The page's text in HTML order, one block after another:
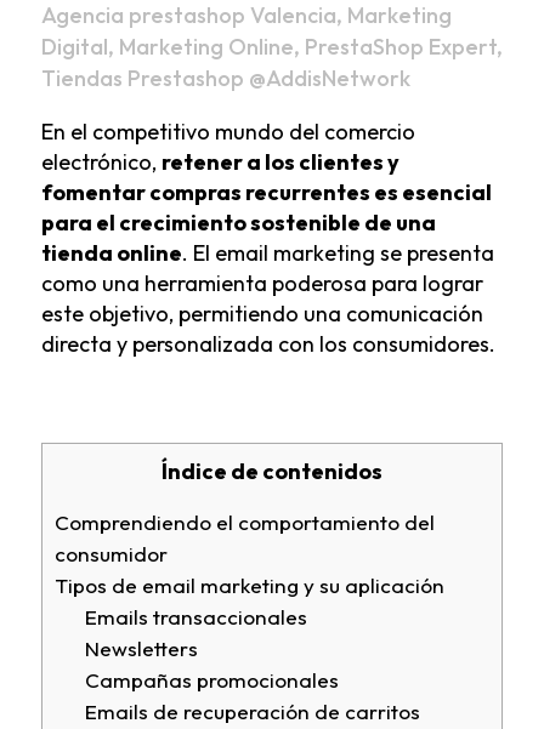
Agencia prestashop Valencia, Marketing
Digital, Marketing Online, PrestaShop Expert,
Tiendas Prestashop @AddisNetwork
En el competitivo mundo del comercio
electrónico, retener a los clientes y
fomentar compras recurrentes es esencial
para el crecimiento sostenible de una
tienda online. El email marketing se presenta
como una herramienta poderosa para lograr
este objetivo, permitiendo una comunicación
directa y personalizada con los consumidores.
Índice de contenidos
Comprendiendo el comportamiento del
consumidor
Tipos de email marketing y su aplicación
Emails transaccionales
Newsletters
Campañas promocionales
Emails de recuperación de carritos